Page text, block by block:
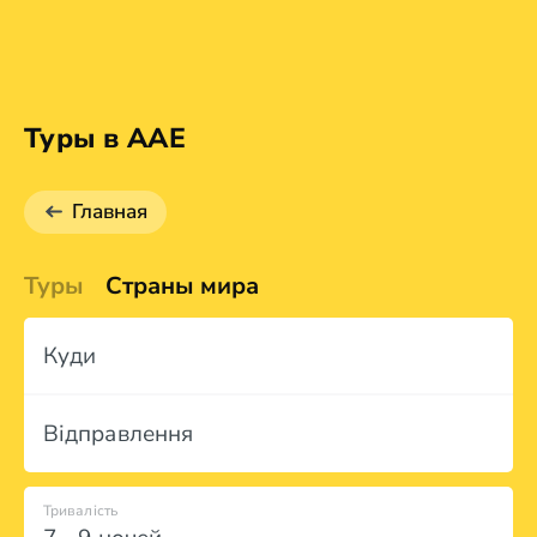
Туры в AAE
Главная
Туры Страны мира
Куди
Відправлення
Тривалість